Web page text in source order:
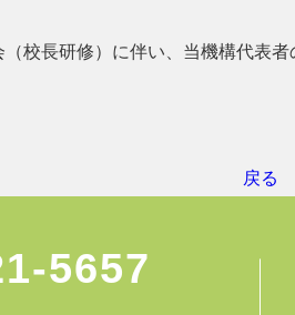
校長研修）に伴い、当機構代表者
戻る
5657